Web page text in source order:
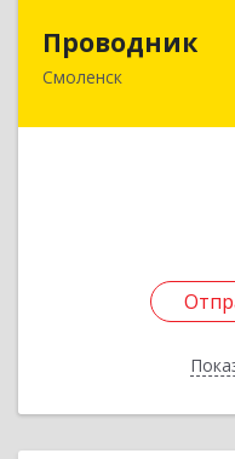
Проводник
Смоленск